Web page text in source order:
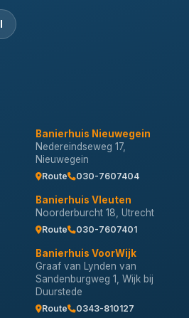
Banierhuis Nieuwegein
Nedereindseweg 17,
Nieuwegein
Route 030-7607404
Banierhuis Vleuten
Noorderburcht 18, Utrecht
Route 030-7607401
Banierhuis VoorWijk
Graaf van Lynden van
Sandenburgweg 1, Wijk bij
Duurstede
Route 0343-810127